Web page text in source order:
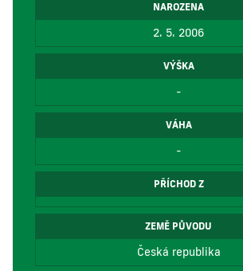
NAROZENA
2. 5. 2006
VÝŠKA
-
VÁHA
-
PŘÍCHOD Z
ZEMĚ PŮVODU
Česká republika